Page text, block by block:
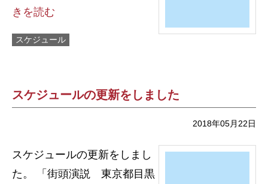
きを読む
スケジュール
スケジュールの更新をしました
2018年05月22日
スケジュールの更新をしまし
た。 「街頭演説 東京都目黒